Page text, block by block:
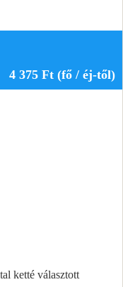
4 375 Ft (fő / éj-től)
ketté választott